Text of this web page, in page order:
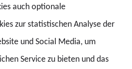
hohen Kräfteansatz bei der
Kolleginnen und Kollegen
am gesetzlichen Feiertag eben
sein können, sondern arbeiten
auch optionale
zur statistischen Analyse der
und Social Media, um
Service zu bieten und das